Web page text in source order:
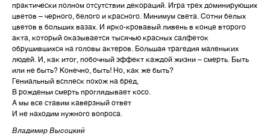
практически полном отсутствии декораций. Игра трех доминирующих
цветов – черного, белого и красного. Минимум света. Сотни белых
цветов в больших вазах. И ярко-кровавый ливень в конце второго
акта, который оказывается тысячью красных салфеток
обрушившихся на головы актеров. Большая трагедия маленьких
людей. И, как итог, побочный эффект каждой жизни – смерть. Быть
или не быть? Конечно, быть! Но, как же быть?
Гениальный всплеск похож на бред,
В рожденьи смерть проглядывает косо.
А мы все ставим каверзный ответ
И не находим нужного вопроса.
Владимир Высоцкий